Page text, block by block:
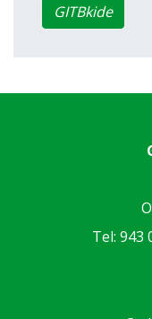
GITBkide
Tel: 943